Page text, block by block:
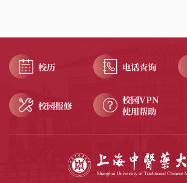
校历 电话查询
校园报修
校园VPN
使用帮助